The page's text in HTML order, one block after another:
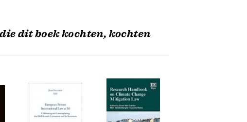
dit boek kochten, kochten